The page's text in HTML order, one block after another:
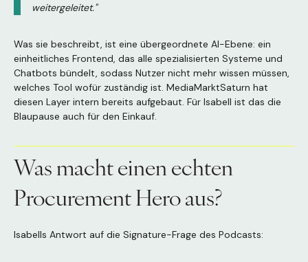
weitergeleitet."
Was sie beschreibt, ist eine übergeordnete AI-Ebene: ein
einheitliches Frontend, das alle spezialisierten Systeme und
Chatbots bündelt, sodass Nutzer nicht mehr wissen müssen,
welches Tool wofür zuständig ist. MediaMarktSaturn hat
diesen Layer intern bereits aufgebaut. Für Isabell ist das die
Blaupause auch für den Einkauf.
Was macht einen echten
Procurement Hero aus?
Isabells Antwort auf die Signature-Frage des Podcasts: